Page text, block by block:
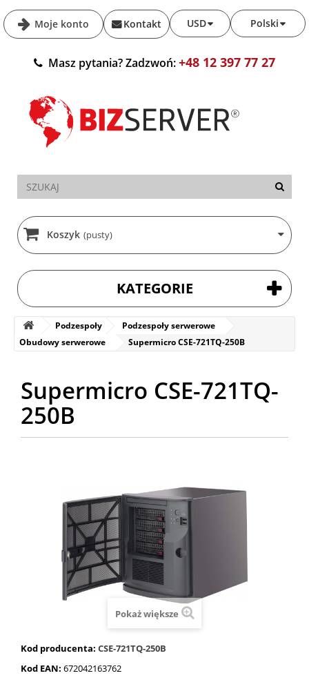
Moje konto Polski
USD
Kontakt
Masz pytania? Zadzwoń:+48 12 397 77 27
Koszyk (pusty)
KATEGORIE
Podzespoły
Podzespoły serwerowe
Obudowy serwerowe
Supermicro CSE-721TQ-250B
Supermicro CSE-721TQ-
250B
Pokaż większe
Kod producenta: CSE-721TQ-250B
Kod EAN: 672042163762